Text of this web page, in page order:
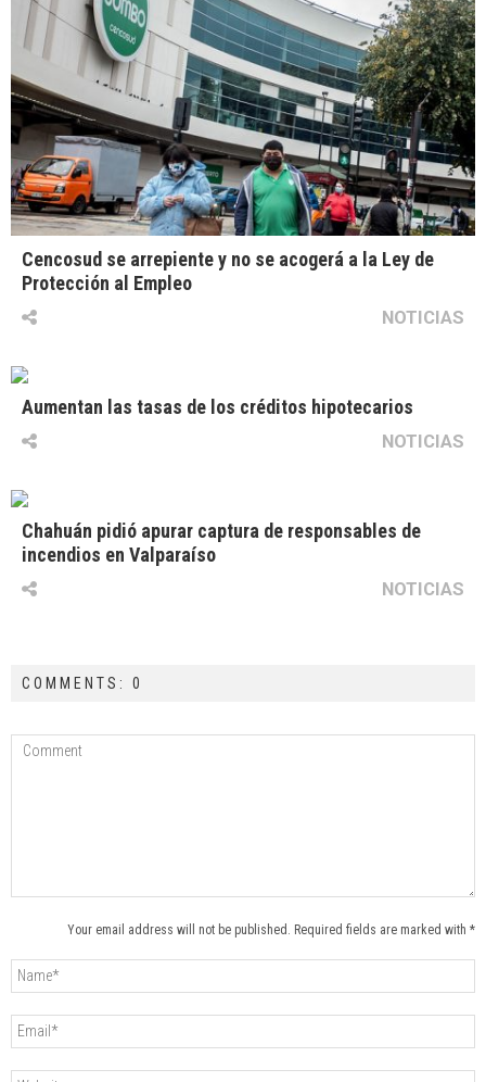
Cencosud se arrepiente y no se acogerá a la Ley de
Protección al Empleo
NOTICIAS
Aumentan las tasas de los créditos hipotecarios
NOTICIAS
Chahuán pidió apurar captura de responsables de
incendios en Valparaíso
NOTICIAS
COMMENTS: 0
Your email address will not be published. Required fields are marked with *